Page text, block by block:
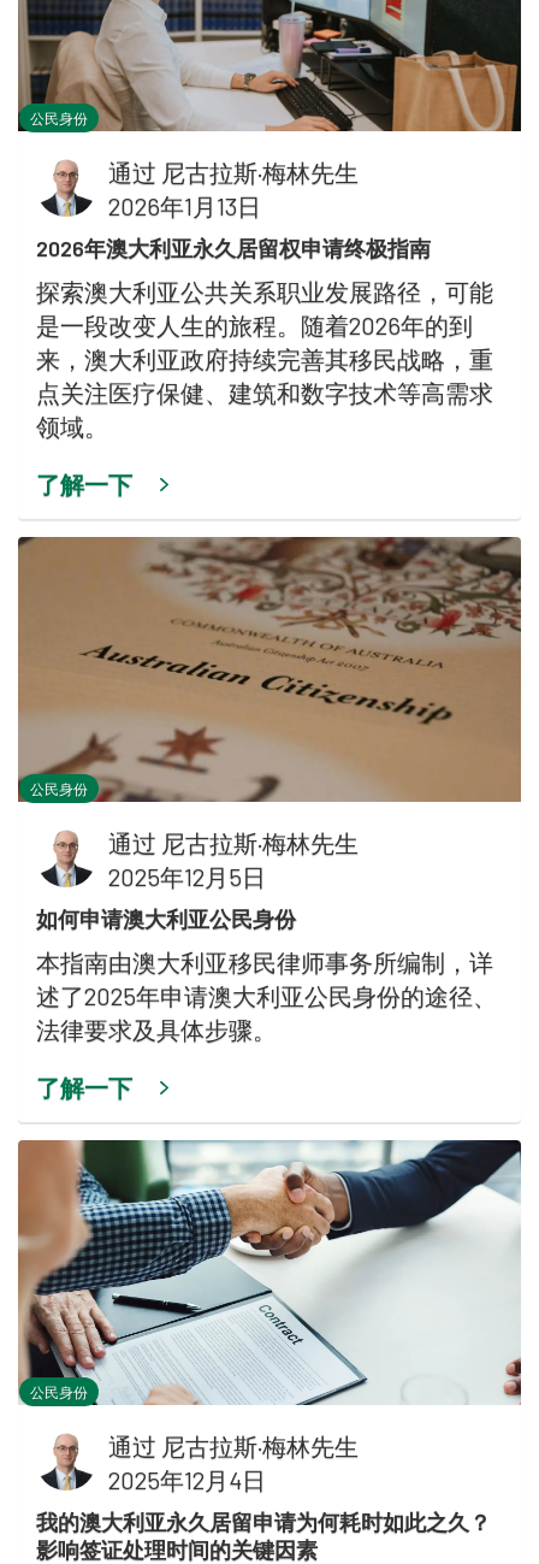
公民身份
通过 尼古拉斯·梅林先生
2026年1月13日
2026年澳大利亚永久居留权申请终极指南
探索澳大利亚公共关系职业发展路径，可能
是一段改变人生的旅程。随着2026年的到
来，澳大利亚政府持续完善其移民战略，重
点关注医疗保健、建筑和数字技术等高需求
领域。
了解一下
公民身份
通过 尼古拉斯·梅林先生
2025年12月5日
如何申请澳大利亚公民身份
本指南由澳大利亚移民律师事务所编制，详
述了2025年申请澳大利亚公民身份的途径、
法律要求及具体步骤。
了解一下
公民身份
通过 尼古拉斯·梅林先生
2025年12月4日
我的澳大利亚永久居留申请为何耗时如此之久？
影响签证处理时间的关键因素